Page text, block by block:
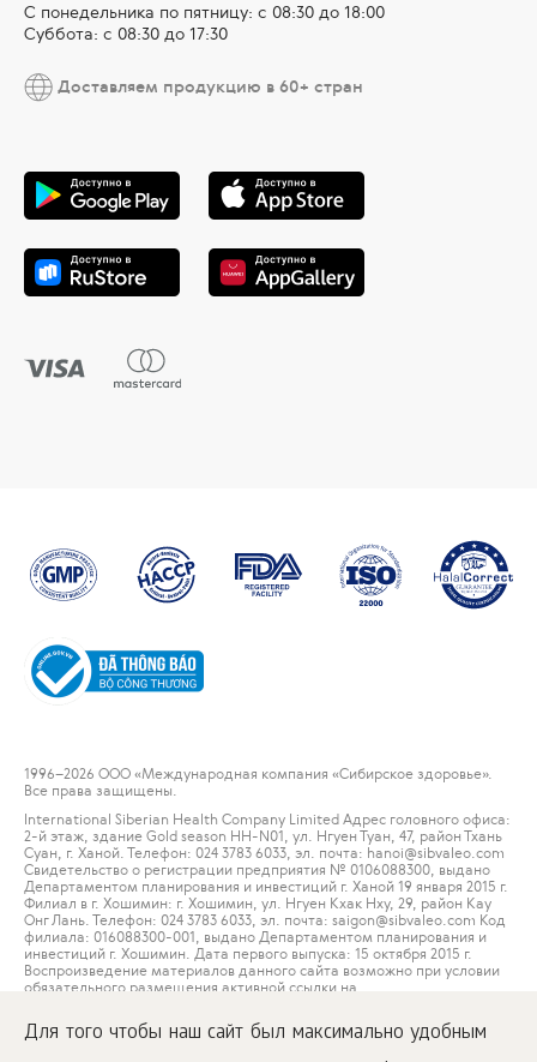
Для того чтобы наш сайт был максимально удобным
С понедельника по пятницу: с 08:30 до 18:00
Суббота: с 08:30 до 17:30
Доставляем продукцию в 60+ стран
1996–2026 ООО «Международная компания «Сибирское здоровье».
Все права защищены.
International Siberian Health Company Limited Адрес головного офиса:
2-й этаж, здание Gold season HH-N01, ул. Нгуен Туан, 47, район Тхань
Суан, г. Ханой. Телефон: 024 3783 6033, эл. почта: hanoi@sibvaleo.com
Свидетельство о регистрации предприятия № 0106088300, выдано
Департаментом планирования и инвестиций г. Ханой 19 января 2015 г.
Филиал в г. Хошимин: г. Хошимин, ул. Нгуен Кхак Нху, 29, район Кау
Онг Лань. Телефон: 024 3783 6033, эл. почта: saigon@sibvaleo.com Код
филиала: 016088300-001, выдано Департаментом планирования и
инвестиций г. Хошимин. Дата первого выпуска: 15 октября 2015 г.
Воспроизведение материалов данного сайта возможно при условии
обязательного размещения активной ссылки на
Пользовательское соглашение